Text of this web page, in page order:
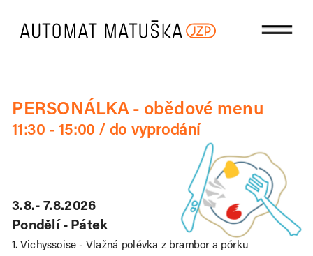
PERSONÁLKA - obědové menu
11:30 - 15:00 / do vyprodání
3.8.- 7.8.2026
Pondělí - Pátek
1. Vichyssoise - Vlažná polévka z brambor a pórku